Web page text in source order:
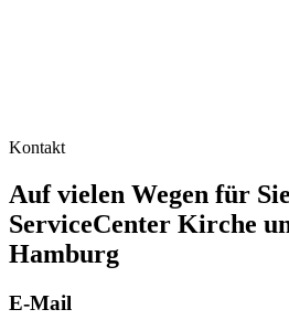
Kontakt
Auf vielen Wegen für
ServiceCenter Kirche
Hamburg
E-Mail